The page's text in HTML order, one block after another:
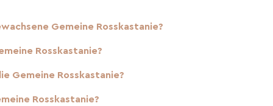
Gemeine Rosskastanie?
Rosskastanie?
Gemeine Rosskastanie?
Rosskastanie?